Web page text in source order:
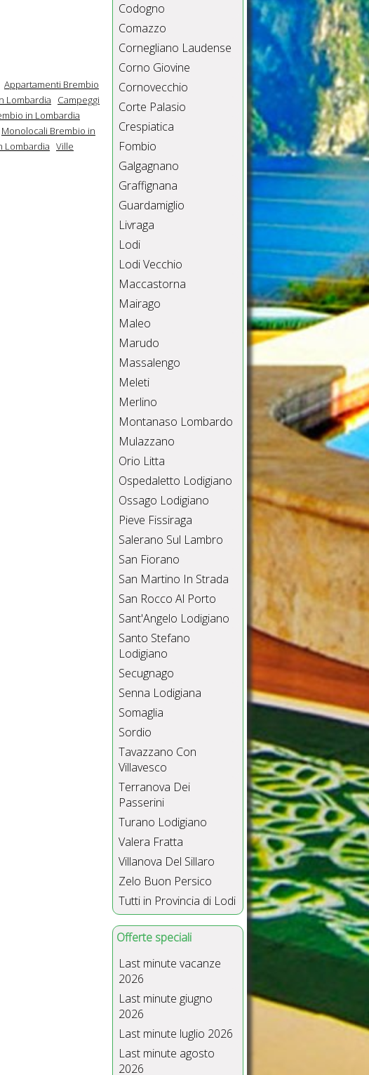
Appartamenti Brembio
Lombardia
Campeggi
in Lombardia
Monolocali Brembio in
Lombardia Ville
Codogno
Comazzo
Cornegliano Laudense
Corno Giovine
Cornovecchio
Corte Palasio
Crespiatica
Fombio
Galgagnano
Graffignana
Guardamiglio
Livraga
Lodi
Lodi Vecchio
Maccastorna
Mairago
Maleo
Marudo
Massalengo
Meleti
Merlino
Montanaso Lombardo
Mulazzano
Orio Litta
Ospedaletto Lodigiano
Ossago Lodigiano
Pieve Fissiraga
Salerano Sul Lambro
San Fiorano
San Martino In Strada
San Rocco Al Porto
Sant'Angelo Lodigiano
Santo Stefano
Lodigiano
Secugnago
Senna Lodigiana
Somaglia
Sordio
Tavazzano Con
Villavesco
Terranova Dei
Passerini
Turano Lodigiano
Valera Fratta
Villanova Del Sillaro
Zelo Buon Persico
Tutti in Provincia di Lodi
Offerte speciali
Last minute vacanze
2026
Last minute giugno
2026
Last minute luglio 2026
Last minute agosto
2026